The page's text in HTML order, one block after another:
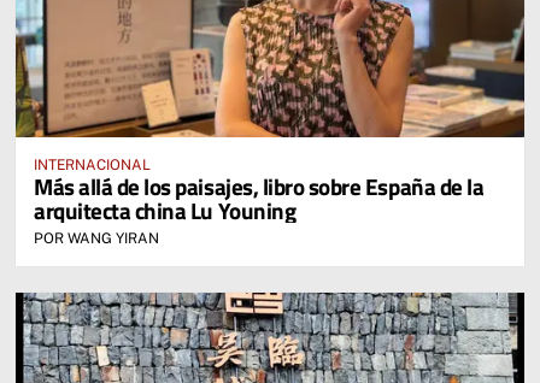
INTERNACIONAL
Más allá de los paisajes, libro sobre España de la
arquitecta china Lu Youning
POR WANG YIRAN